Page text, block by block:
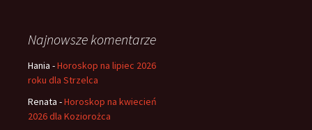
Najnowsze komentarze
Hania -Horoskop na lipiec 2026
roku dla Strzelca
Renata -Horoskop na kwiecień
2026 dla Koziorożca